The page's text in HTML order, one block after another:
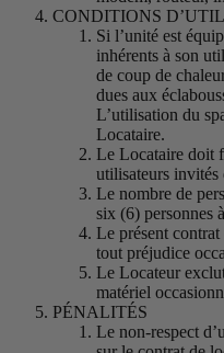
CONDITIONS
Si l’unité est
inhérents à son
de coup de
dues aux
L’utilisation du
Locataire.
Le Locataire doit
utilisateurs invités
Le nombre de
six (6) personnes
Le présent contrat
tout préjudice
Le Locateur
matériel
PÉNALITÉS
Le non-respect